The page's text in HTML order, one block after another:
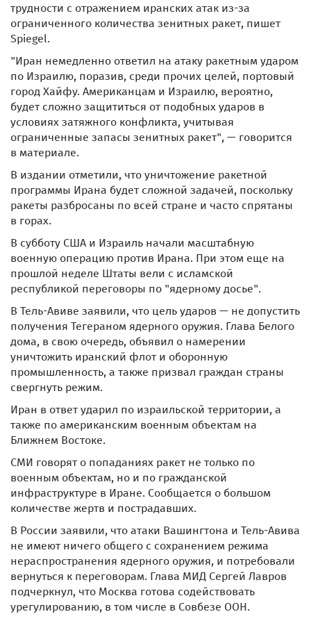
трудности с отражением иранских атак из-за
ограниченного количества зенитных ракет, пишет
Spiegel.
"Иран немедленно ответил на атаку ракетным ударом
по Израилю, поразив, среди прочих целей, портовый
город Хайфу. Американцам и Израилю, вероятно,
будет сложно защититься от подобных ударов в
условиях затяжного конфликта, учитывая
ограниченные запасы зенитных ракет", — говорится
в материале.
В издании отметили, что уничтожение ракетной
программы Ирана будет сложной задачей, поскольку
ракеты разбросаны по всей стране и часто спрятаны
в горах.
В субботу США и Израиль начали масштабную
военную операцию против Ирана. При этом еще на
прошлой неделе Штаты вели с исламской
республикой переговоры по "ядерному досье".
В Тель-Авиве заявили, что цель ударов — не допустить
получения Тегераном ядерного оружия. Глава Белого
дома, в свою очередь, объявил о намерении
уничтожить иранский флот и оборонную
промышленность, а также призвал граждан страны
свергнуть режим.
Иран в ответ ударил по израильской территории, а
также по американским военным объектам на
Ближнем Востоке.
СМИ говорят о попаданиях ракет не только по
военным объектам, но и по гражданской
инфраструктуре в Иране. Сообщается о большом
количестве жертв и пострадавших.
В России заявили, что атаки Вашингтона и Тель-Авива
не имеют ничего общего с сохранением режима
нераспространения ядерного оружия, и потребовали
вернуться к переговорам. Глава МИД Сергей Лавров
подчеркнул, что Москва готова содействовать
урегулированию, в том числе в Совбезе ООН.